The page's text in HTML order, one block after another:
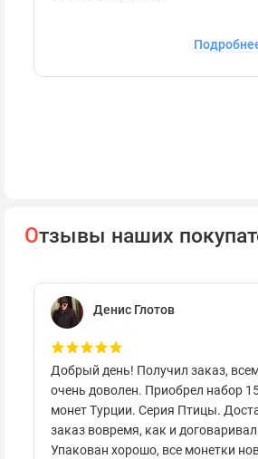
Отзывы наших
Денис Глотов
Добрый день! Получил заказ,
очень доволен. Приобрел набор
монет Турции. Серия Птицы.
заказ вовремя, как и
Упакован хорошо, все монетки